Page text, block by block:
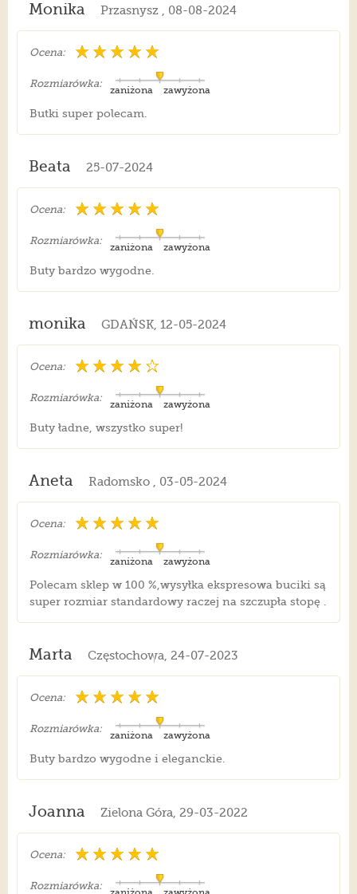
Monika Przasnysz , 08-08-2024
Ocena:
Rozmiarówka:
zawyżona
zaniżona
Butki super polecam.
Beata 25-07-2024
Ocena:
Rozmiarówka:
zawyżona
zaniżona
Buty bardzo wygodne.
monika GDAŃSK, 12-05-2024
Ocena:
Rozmiarówka:
zawyżona
zaniżona
Buty ładne, wszystko super!
Aneta Radomsko , 03-05-2024
Ocena:
Rozmiarówka:
zawyżona
zaniżona
Polecam sklep w 100 %,wysyłka ekspresowa buciki są
super rozmiar standardowy raczej na szczupła stopę .
Marta Częstochowa, 24-07-2023
Ocena:
Rozmiarówka:
zawyżona
zaniżona
Buty bardzo wygodne i eleganckie.
Joanna Zielona Góra, 29-03-2022
Ocena:
Rozmiarówka: